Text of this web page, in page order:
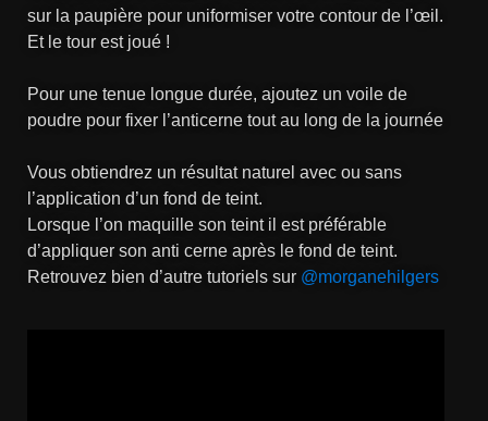
sur la paupière pour uniformiser votre contour de l’œil.
Et le tour est joué !
Pour une tenue longue durée, ajoutez un voile de
poudre pour fixer l’anticerne tout au long de la journée
Vous obtiendrez un résultat naturel avec ou sans
l’application d’un fond de teint.
Lorsque l’on maquille son teint il est préférable
d’appliquer son anti cerne après le fond de teint.
Retrouvez bien d’autre tutoriels sur @morganehilgers